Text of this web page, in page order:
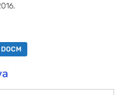
DOCM